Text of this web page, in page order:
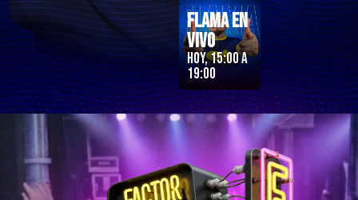
Flama en
Vivo
Hoy, 15:00 a
19:00